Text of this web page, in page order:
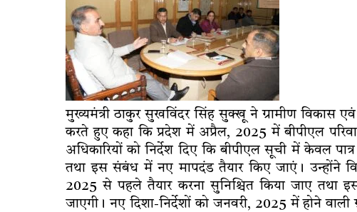
मुख्यमंत्री ठाकुर सुखविंदर सिंह सुक्खू ने ग्रामीण विकास
करते हुए कहा कि प्रदेश में अप्रैल, 2025 में बीपीएल
अधिकारियों को निर्देश दिए कि बीपीएल सूची में केवल
तथा इस संबंध में नए मापदंड तैयार किए जाएं। उन्होंने
2025 से पहले तैयार करना सुनिश्चित किया जाए तथा
जाएगी। नए दिशा-निर्देशों को जनवरी, 2025 में होने